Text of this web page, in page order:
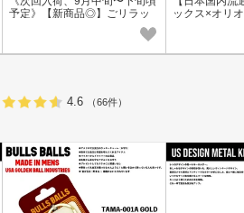
予定》【新商品◎】ごリラッ
クス まもるさんのマスコット
ックス×オリ
4.6 （66件）